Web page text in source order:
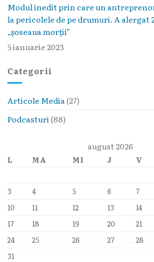
Modul inedit prin care un
la pericolele de pe drumuri. A alergat
„șoseaua morții”
5 ianuarie 2023
Categorii
Articole Media(27)
Podcasturi(88)
august 2026
L MA MI J V
3
4 5 6 7
10
11 12 13 14
17
18 19 20 21
24
25 26 27 28
31